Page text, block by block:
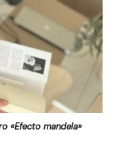
«Efecto mandela»